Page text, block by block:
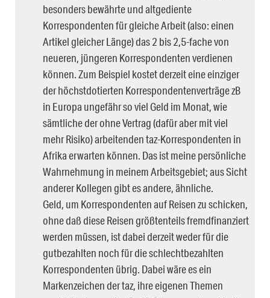
besonders bewährte und altgediente
Korrespondenten für gleiche Arbeit (also: einen
Artikel gleicher Länge) das 2 bis 2,5-fache von
neueren, jüngeren Korrespondenten verdienen
können. Zum Beispiel kostet derzeit eine einziger
der höchstdotierten Korrespondentenverträge zB
in Europa ungefähr so viel Geld im Monat, wie
sämtliche der ohne Vertrag (dafür aber mit viel
mehr Risiko) arbeitenden taz-Korrespondenten in
Afrika erwarten können. Das ist meine persönliche
Wahrnehmung in meinem Arbeitsgebiet; aus Sicht
anderer Kollegen gibt es andere, ähnliche.
Geld, um Korrespondenten auf Reisen zu schicken,
ohne daß diese Reisen größtenteils fremdfinanziert
werden müssen, ist dabei derzeit weder für die
gutbezahlten noch für die schlechtbezahlten
Korrespondenten übrig. Dabei wäre es ein
Markenzeichen der taz, ihre eigenen Themen